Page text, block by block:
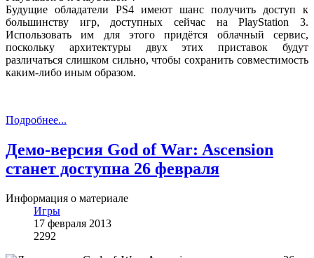
Будущие обладатели PS4 имеют шанс получить доступ к
большинству игр, доступных сейчас на PlayStation 3.
Использовать им для этого придётся облачный сервис,
поскольку архитектуры двух этих приставок будут
различаться слишком сильно, чтобы сохранить совместимость
каким-либо иным образом.
Подробнее...
Демо-версия God of War: Ascension
станет доступна 26 февраля
Информация о материале
Игры
17 февраля 2013
2292